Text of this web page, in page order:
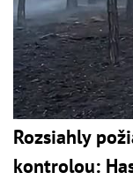
Rozsiahly
kontrolou: